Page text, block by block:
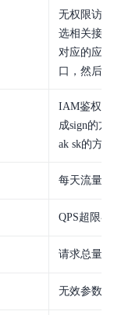
无权限访
选相关接
对应的应
口，然后
IAM鉴权
成sign的
ak sk的方
每天流量
QPS超限额
请求总量
无效参数